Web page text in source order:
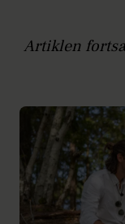
Artiklen